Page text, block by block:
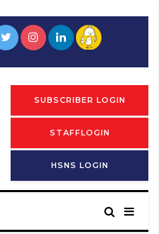
SUBSCRIBER LOGIN
STAFFLOGIN
HSNS LOGIN